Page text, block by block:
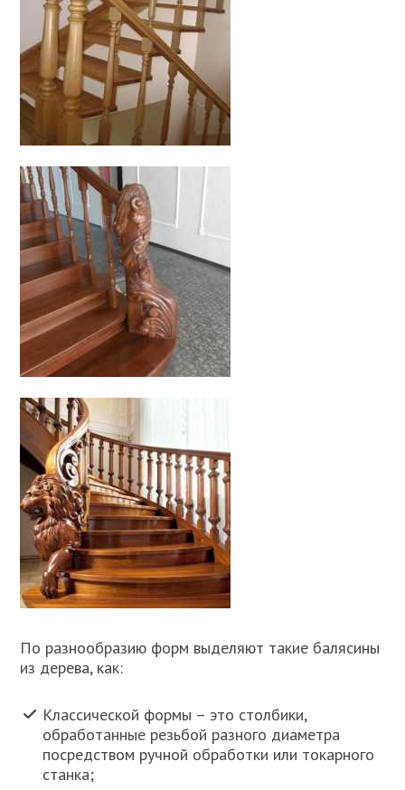
По разнообразию форм выделяют такие балясины
из дерева, как:
Классической формы – это столбики,
обработанные резьбой разного диаметра
посредством ручной обработки или токарного
станка;